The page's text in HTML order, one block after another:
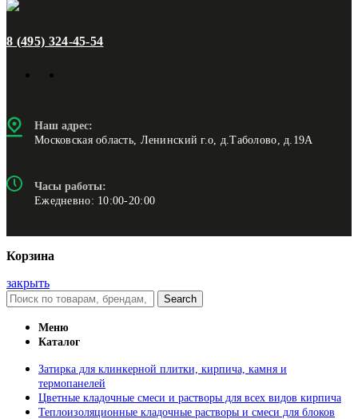
8 (495) 324-45-54
Наш адрес:
Московская область, Ленинский г.о, д.Таболово, д.19А
Часы работы:
Ежедневно: 10:00-20:00
Корзина
закрыть
Search
Меню
Каталог
Затирка для клинкерной плитки, кирпича, камня и
термопанелей
Цветные кладочные смеси и растворы для всех видов кирпича
Теплоизоляционные кладочные растворы и смеси для блоков